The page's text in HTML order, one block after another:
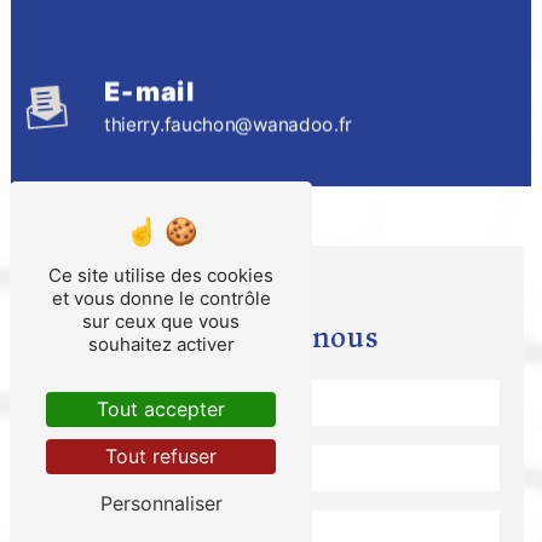
E-mail
thierry.fauchon@wanadoo.fr
Contactez-nous
Ce site utilise des cookies
et vous donne le contrôle
sur ceux que vous
souhaitez activer
Tout accepter
Tout refuser
Personnaliser